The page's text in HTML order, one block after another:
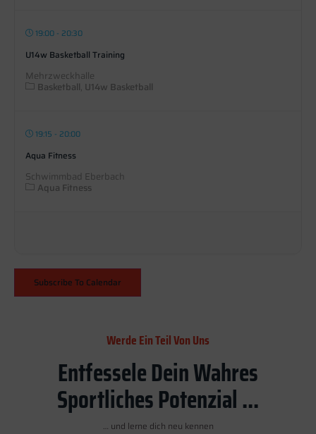
19:00 - 20:30
U14w Basketball Training
Mehrzweckhalle
Basketball U14w Basketball
19:15 - 20:00
Aqua Fitness
Schwimmbad Eberbach
Aqua Fitness
Subscribe To Calendar
Werde Ein Teil Von Uns
Entfessele Dein Wahres
Sportliches Potenzial ...
… und lerne dich neu kennen